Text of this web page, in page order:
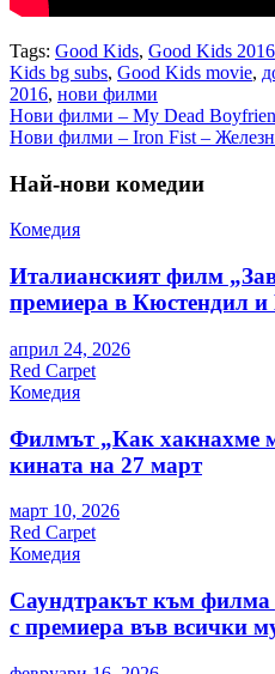
Tags: Good Kids, Good Kids 2016
Kids bg subs, Good Kids movie,
2016, нови филми
Навигация
Нови филми – My Dead
Нови филми – Iron Fist –
Най-нови комедии
Комедия
Италианският филм
премиера в Кюстендил
април 24, 2026
Red Carpet
Комедия
Филмът „Как хакнахме
кината на 27 март
март 10, 2026
Red Carpet
Комедия
Саундтракът към
с премиера във всички